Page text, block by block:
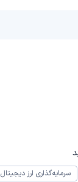
سرمایه‌گذاری ارز دیجیتال